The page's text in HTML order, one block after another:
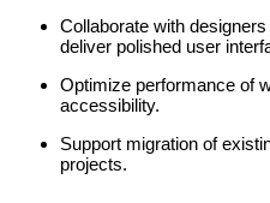
Collaborate with
deliver polished user
Optimize performance of
accessibility.
Support migration of
projects.